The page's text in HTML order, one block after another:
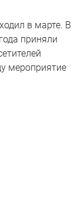
в марте. В
приняли
мероприятие
моторшоу,